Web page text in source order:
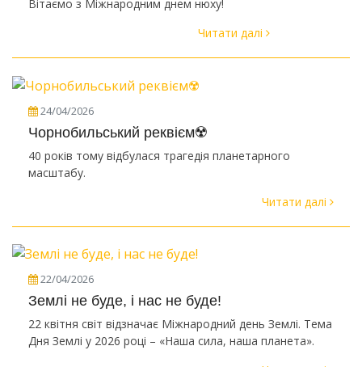
Вітаємо з Міжнародним днем нюху!
Читати далі
24/04/2026
Чорнобильський реквієм☢️
40 років тому відбулася трагедія планетарного
масштабу.
Читати далі
22/04/2026
Землі не буде, і нас не буде!
22 квітня світ відзначає Міжнародний день Землі. Тема
Дня Землі у 2026 році – «Наша сила, наша планета».